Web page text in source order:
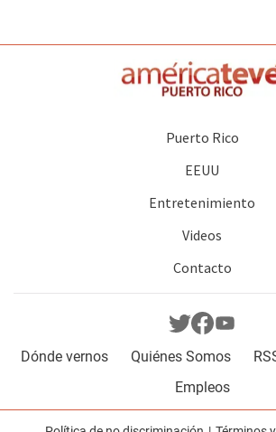
Puerto Rico
EEUU
Entretenimiento
Videos
Contacto
Dónde vernos Quiénes Somos
Empleos